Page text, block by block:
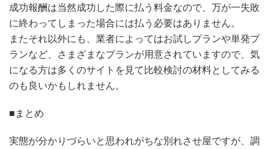
成功報酬は当然成功した際に払う料金なので、万が一失敗
に終わってしまった場合には払う必要はありません。
またそれ以外にも、業者によってはお試しプランや単発プ
ランなど、さまざまなプランが用意されていますので、気
になる方は多くのサイトを見て比較検討の材料としてみる
のも良いかもしれません。
■まとめ
実態が分かりづらいと思われがちな別れさせ屋ですが、調